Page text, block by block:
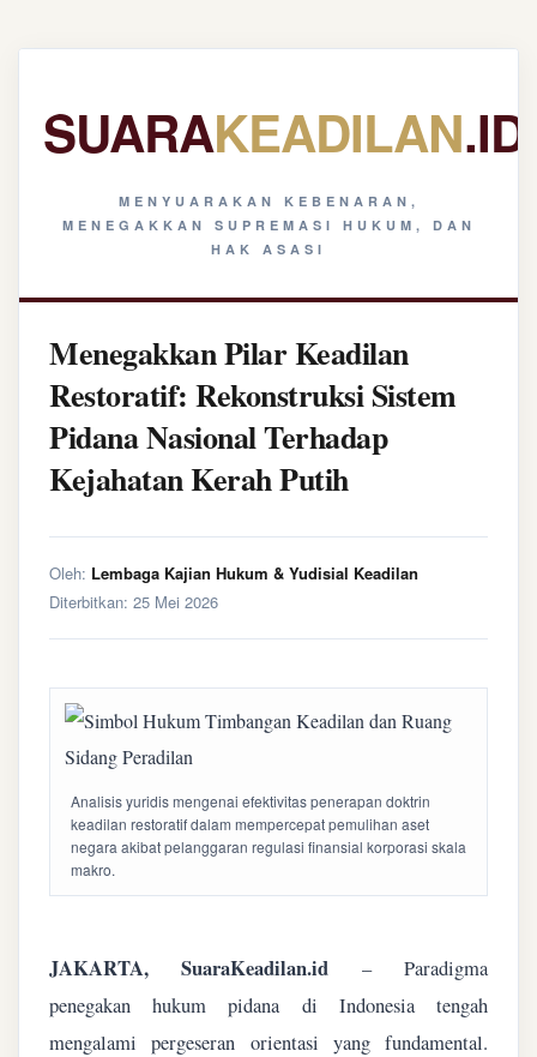
SUARAKEADILAN.ID
MENYUARAKAN KEBENARAN,
MENEGAKKAN SUPREMASI HUKUM, DAN
HAK ASASI
Menegakkan Pilar Keadilan
Restoratif: Rekonstruksi Sistem
Pidana Nasional Terhadap
Kejahatan Kerah Putih
Oleh: Lembaga Kajian Hukum & Yudisial Keadilan
Diterbitkan: 25 Mei 2026
Analisis yuridis mengenai efektivitas penerapan doktrin
keadilan restoratif dalam mempercepat pemulihan aset
negara akibat pelanggaran regulasi finansial korporasi skala
makro.
JAKARTA, SuaraKeadilan.id – Paradigma
penegakan hukum pidana di Indonesia tengah
mengalami pergeseran orientasi yang fundamental.